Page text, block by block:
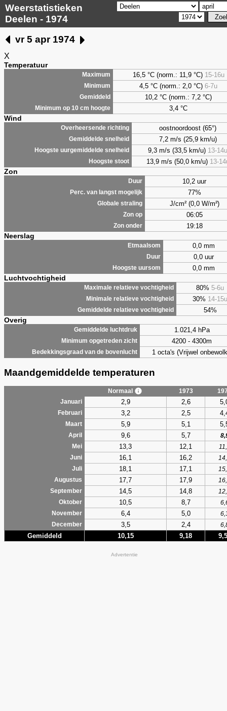
Weerstatistieken
Deelen - 1974
vr 5 apr 1974
X
Temperatuur
Maximum 16,5 °C (norm.: 11,9 °C) 15-16u
Minimum 4,5 °C (norm.: 2,0 °C) 6-7u
Gemiddeld 10,2 °C (norm.: 7,2 °C)
Minimum op 10 cm hoogte 3,4 °C
Wind
Overheersende richting oostnoordoost (65°)
Gemiddelde snelheid 7,2 m/s (25,9 km/u)
Hoogste uurgemiddelde snelheid 9,3 m/s (33,5 km/u) 13-14u
Hoogste stoot 13,9 m/s (50,0 km/u) 13-
Zon
Duur 10,2 uur
Perc. van langst mogelijk 77%
Globale straling J/cm² (0,0 W/m²)
Zon op 06:05
Zon onder 19:18
Neerslag
Etmaalsom 0,0 mm
Duur 0,0 uur
Hoogste uursom 0,0 mm
Luchtvochtigheid
Maximale relatieve vochtigheid 80% 5-6u
Minimale relatieve vochtigheid 30% 14-15u
Gemiddelde relatieve vochtigheid 54%
Overig
Gemiddelde luchtdruk 1.021,4 hPa
Minimum opgetreden zicht 4200 - 4300m
Bedekkingsgraad van de bovenlucht 1 octa's (Vrijwel
Maandgemiddelde temperaturen
Normaal 1973
Januari
2,9 2,6
Februari 3,2 2,5
Maart 5,9 5,1
April 9,6 5,7
Mei
13,3 12,1
Juni
16,1 16,2
Juli
18,1 17,1
Augustus
17,7 17,9
September
14,5 14,8
Oktober
10,5 8,7
November
6,4 5,0
December
3,5 2,4
Gemiddeld 10,15 9,18
Advertentie